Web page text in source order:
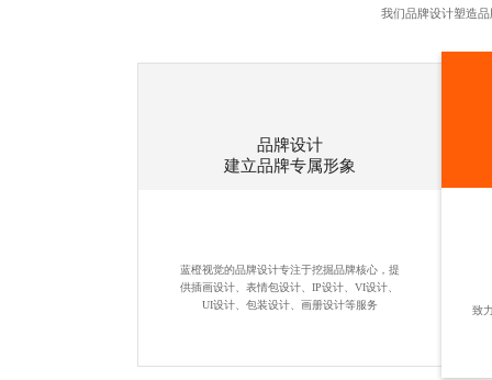
我们品牌设计塑造
品牌设计
建立品牌专属形象
蓝橙视觉的品牌设计专注于挖掘品牌核心，提
供插画设计、表情包设计 、IP设计、VI设计、
UI设计、包装设计、画册设计等服务
致